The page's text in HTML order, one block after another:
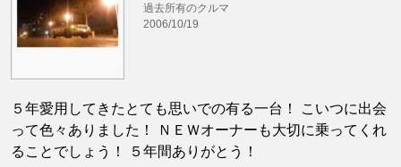
過去所有のクルマ
2006/10/19
５年愛用してきたとても思いでの有る一台！ こいつに出会
って色々ありました！ ＮＥＷオーナーも大切に乗ってくれ
ることでしょう！ ５年間ありがとう！